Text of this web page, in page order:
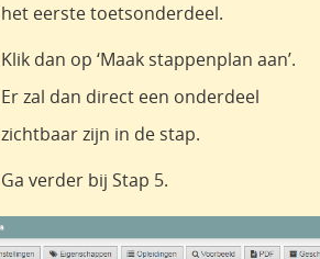
het eerste toetsonderdeel.
Klik dan op ‘Maak stappenplan aan’.
Er zal dan direct een onderdeel
zichtbaar zijn in de stap.
Ga verder bij Stap 5.